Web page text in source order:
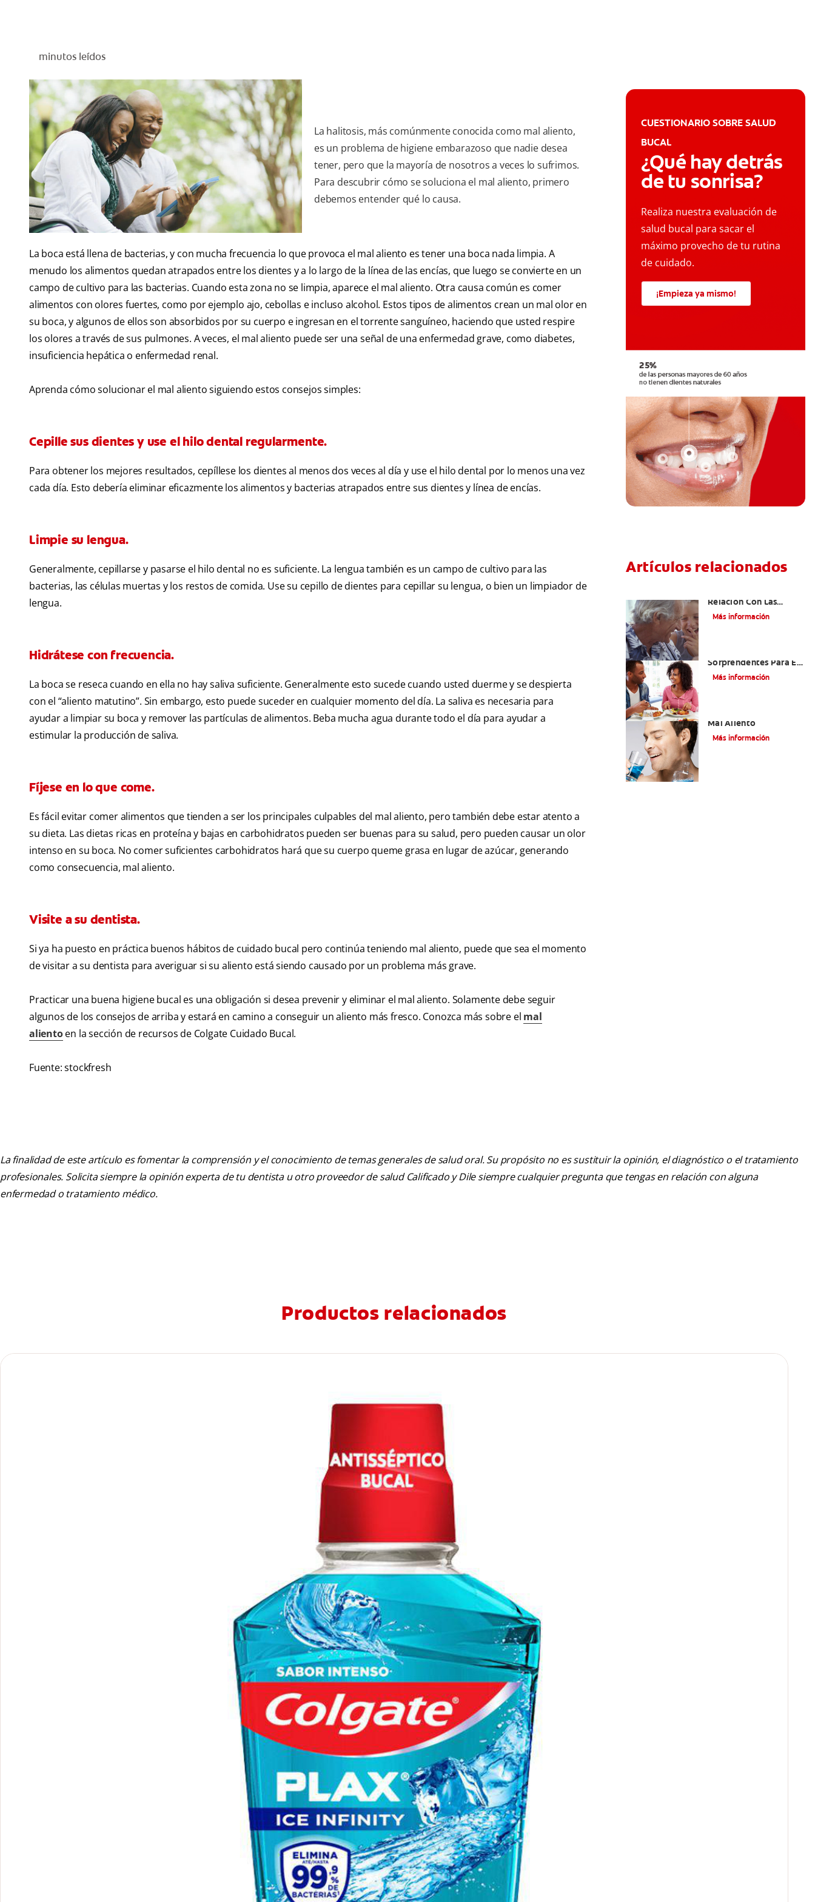
minutos leídos
La halitosis, más comúnmente conocida como mal aliento,
es un problema de higiene embarazoso que nadie desea
tener, pero que la mayoría de nosotros a veces lo sufrimos.
Para descubrir cómo se soluciona el mal aliento, primero
debemos entender qué lo causa.
La boca está llena de bacterias, y con mucha frecuencia lo que provoca el mal aliento es tener una boca nada limpia. A
menudo los alimentos quedan atrapados entre los dientes y a lo largo de la línea de las encías, que luego se convierte en un
campo de cultivo para las bacterias. Cuando esta zona no se limpia, aparece el mal aliento. Otra causa común es comer
alimentos con olores fuertes, como por ejemplo ajo, cebollas e incluso alcohol. Estos tipos de alimentos crean un mal olor en
su boca, y algunos de ellos son absorbidos por su cuerpo e ingresan en el torrente sanguíneo, haciendo que usted respire
los olores a través de sus pulmones. A veces, el mal aliento puede ser una señal de una enfermedad grave, como diabetes,
insuficiencia hepática o enfermedad renal.
Aprenda cómo solucionar el mal aliento siguiendo estos consejos simples:
Cepille sus dientes y use el hilo dental regularmente.
Para obtener los mejores resultados, cepíllese los dientes al menos dos veces al día y use el hilo dental por lo menos una vez
cada día. Esto debería eliminar eficazmente los alimentos y bacterias atrapados entre sus dientes y línea de encías.
Limpie su lengua.
Generalmente, cepillarse y pasarse el hilo dental no es suficiente. La lengua también es un campo de cultivo para las
bacterias, las células muertas y los restos de comida. Use su cepillo de dientes para cepillar su lengua, o bien un limpiador de
lengua.
Hidrátese con frecuencia.
La boca se reseca cuando en ella no hay saliva suficiente. Generalmente esto sucede cuando usted duerme y se despierta
con el “aliento matutino”. Sin embargo, esto puede suceder en cualquier momento del día. La saliva es necesaria para
ayudar a limpiar su boca y remover las partículas de alimentos. Beba mucha agua durante todo el día para ayudar a
estimular la producción de saliva.
Fíjese en lo que come.
Es fácil evitar comer alimentos que tienden a ser los principales culpables del mal aliento, pero también debe estar atento a
su dieta. Las dietas ricas en proteína y bajas en carbohidratos pueden ser buenas para su salud, pero pueden causar un olor
intenso en su boca. No comer suficientes carbohidratos hará que su cuerpo queme grasa en lugar de azúcar, generando
como consecuencia, mal aliento.
Visite a su dentista.
Si ya ha puesto en práctica buenos hábitos de cuidado bucal pero continúa teniendo mal aliento, puede que sea el momento
de visitar a su dentista para averiguar si su aliento está siendo causado por un problema más grave.
Practicar una buena higiene bucal es una obligación si desea prevenir y eliminar el mal aliento. Solamente debe seguir
algunos de los consejos de arriba y estará en camino a conseguir un aliento más fresco. Conozca más sobre el mal
alientoen la sección de recursos de Colgate Cuidado Bucal.
Fuente: stockfresh
CUESTIONARIO SOBRE SALUD
BUCAL
¿Qué hay detrás
de tu sonrisa?
Realiza nuestra evaluación de
salud bucal para sacar el
máximo provecho de tu rutina
de cuidado.
¡Empieza ya mismo!
Artículos relacionados
Relación Con Las
Enfermedades Orales Y
Más información
Sorprendentes Para El
Mal Aliento En Los
Más información
Mal Aliento
Más información
La finalidad de este artículo es fomentar la comprensión y el conocimiento de temas generales de salud oral. Su propósito no es sustituir la opinión, el diagnóstico o el tratamiento
profesionales. Solicita siempre la opinión experta de tu dentista u otro proveedor de salud Calificado y Dile siempre cualquier pregunta que tengas en relación con alguna
enfermedad o tratamiento médico.
Productos relacionados